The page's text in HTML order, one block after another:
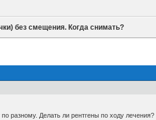
без смещения. Когда снимать?
разному. Делать ли рентгены по ходу лечения?